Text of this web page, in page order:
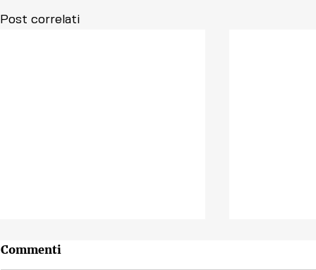
Post correlati
Commenti